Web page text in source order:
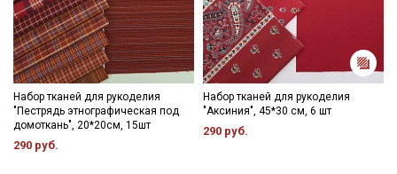
Набор тканей для рукоделия
"Пестрядь этнографическая под
домоткань", 20*20см, 15шт
290 руб.
Набор тканей для рукоделия
"Аксиния", 45*30 см, 6 шт
290 руб.